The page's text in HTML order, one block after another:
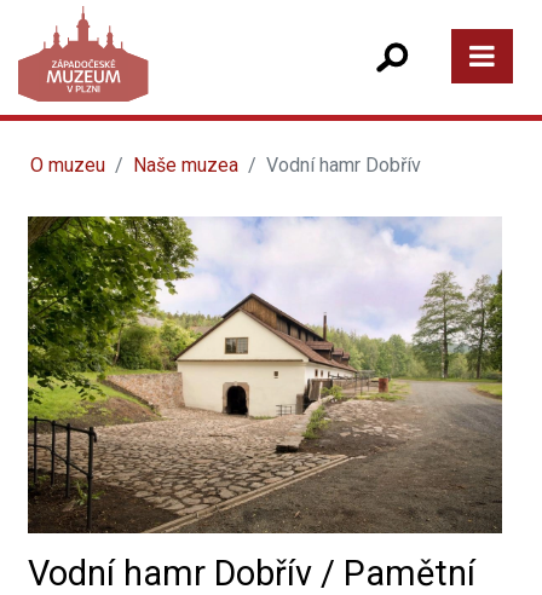
O muzeu Naše muzea Vodní hamr Dobřív
Vodní hamr Dobřív / Pamětní